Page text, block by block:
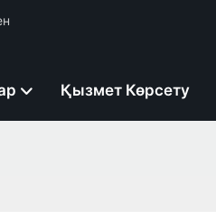
Қызмет Көрсету